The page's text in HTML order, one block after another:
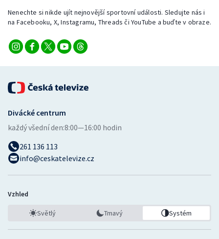
Veslování
Vodní slalom
Nenechte si nikde ujít nejnovější sportovní události. Sledujte nás i
na Facebooku, X, Instagramu, Threads či YouTube a buďte v obraze.
Divácké centrum
každý všední den:8:00—16:00 hodin
261 136 113
info@ceskatelevize.cz
Vzhled
Světlý Tmavý Systém